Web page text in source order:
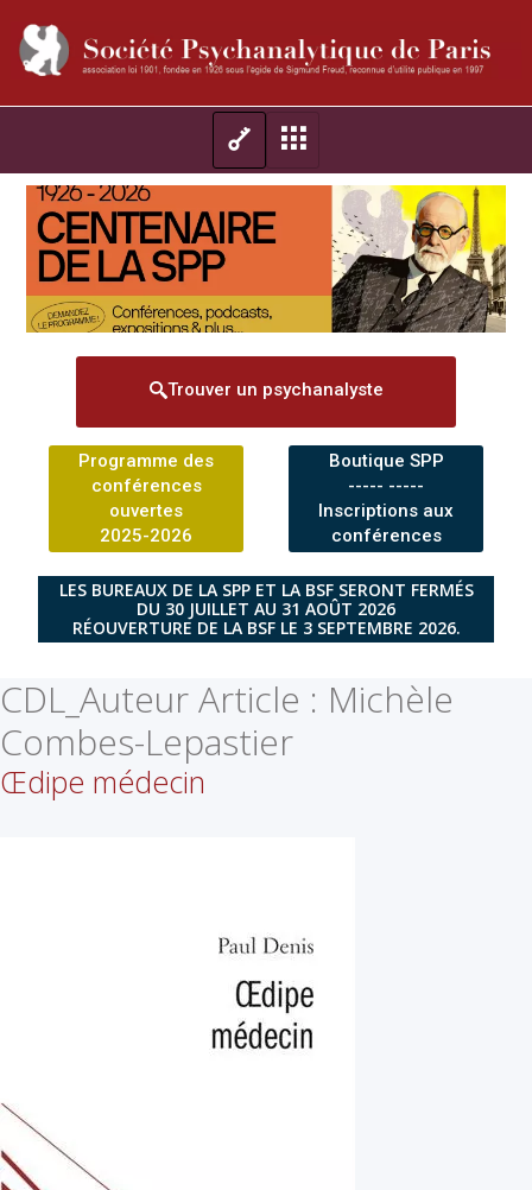
Trouver un psychanalyste
Programme des
conférences
ouvertes
2025-2026
Boutique SPP
----- -----
Inscriptions aux
conférences
LES BUREAUX DE LA SPP ET LA BSF SERONT FERMÉS
DU 30 JUILLET AU 31 AOÛT 2026
RÉOUVERTURE DE LA BSF LE 3 SEPTEMBRE 2026.
CDL_Auteur Article : Michèle
Combes-Lepastier
Œdipe médecin